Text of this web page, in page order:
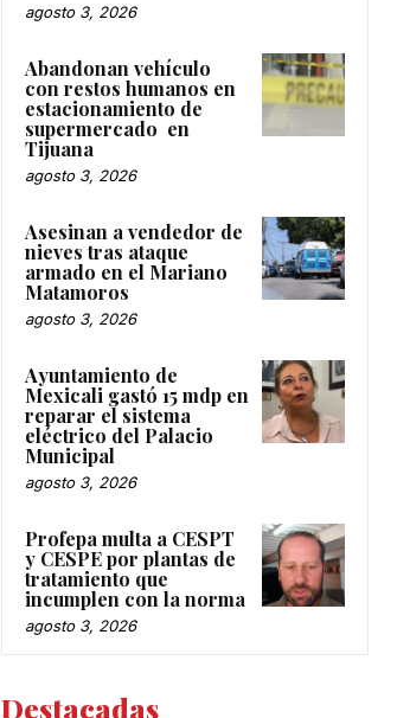
agosto 3, 2026
Abandonan vehículo
con restos humanos en
estacionamiento de
supermercado en
Tijuana
agosto 3, 2026
Asesinan a vendedor de
nieves tras ataque
armado en el Mariano
Matamoros
agosto 3, 2026
Ayuntamiento de
Mexicali gastó 15 mdp en
reparar el sistema
eléctrico del Palacio
Municipal
agosto 3, 2026
Profepa multa a CESPT
y CESPE por plantas de
tratamiento que
incumplen con la norma
agosto 3, 2026
Destacadas